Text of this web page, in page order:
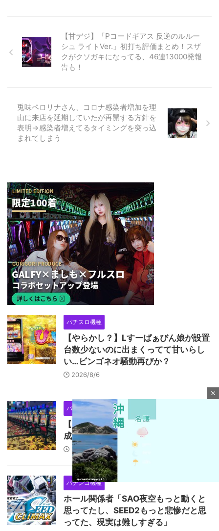
【甘デジ】「Pコードギアス 反逆のルルー
シュ ライトVer.」初打ち評価まとめ！スザ
クがクソガキになってる、46連13000発報
告も！
兎味ペロリナさん、コロナ感染者増加を理
由に来店を延期していたが再開する方針を
表明→感染者増えてるタイミングを突っ込
まれてしまう
パチスロ機種
【やらかし？】Lすーぱぁびん娘が設置
台数少ないのに出まくってて甘いらし
い…ビンゴネオ騒動再びか？
2026/8/6
パチスロ機種
【圧巻】完璧過ぎるからサー通路が完
成する
2026/8/6
パチンコ機種
ホール関係者「SAO夜空もっと動くと
思ってたし、SEED2もっと悲惨だと思
ってた、現実は難しすぎる」
close
M